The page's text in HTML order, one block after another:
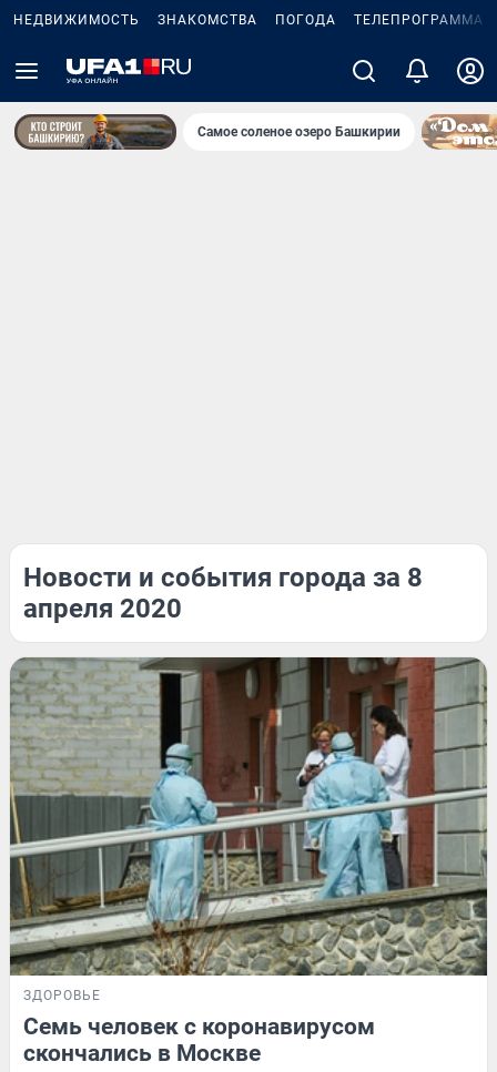
НЕДВИЖИМОСТЬ ЗНАКОМСТВА ПОГОДА ТЕЛЕПРОГРАММА
Самое соленое озеро Башкирии
Новости и события города за 8
апреля 2020
ЗДОРОВЬЕ
Семь человек с коронавирусом
скончались в Москве